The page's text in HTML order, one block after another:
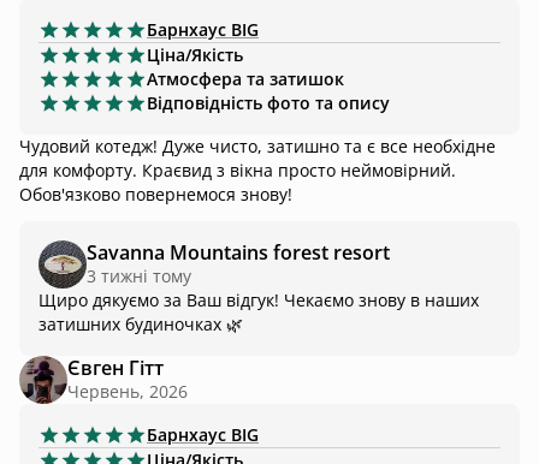
Барнхаус BIG
Ціна/Якість
Атмосфера та затишок
Відповідність фото та опису
Чудовий котедж! Дуже чисто, затишно та є все необхідне
для комфорту. Краєвид з вікна просто неймовірний.
Обов'язково повернемося знову!
Savanna Mountains forest resort
3 тижні тому
Щиро дякуємо за Ваш відгук! Чекаємо знову в наших
затишних будиночках 🌿
Євген Гітт
Червень, 2026
Барнхаус BIG